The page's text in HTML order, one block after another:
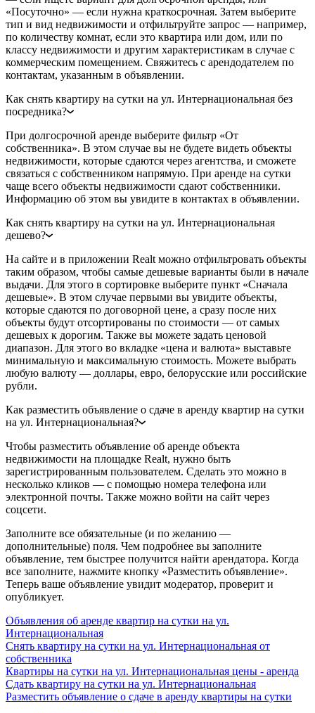
«Посуточно» — если нужна краткосрочная. Затем выберите
тип и вид недвижимости и отфильтруйте запрос — например,
по количеству комнат, если это квартира или дом, или по
классу недвижимости и другим характеристикам в случае с
коммерческим помещением. Свяжитесь с арендодателем по
контактам, указанным в объявлении.
Как снять квартиру на сутки на ул. Интернациональная без
посредника?
При долгосрочной аренде выберите фильтр «От
собственника». В этом случае вы не будете видеть объекты
недвижимости, которые сдаются через агентства, и сможете
связаться с собственником напрямую. При аренде на сутки
чаще всего объекты недвижимости сдают собственники.
Информацию об этом вы увидите в контактах в объявлении.
Как снять квартиру на сутки на ул. Интернациональная
дешево?
На сайте и в приложении Realt можно отфильтровать объекты
таким образом, чтобы самые дешевые варианты были в начале
выдачи. Для этого в сортировке выберите пункт «Сначала
дешевые». В этом случае первыми вы увидите объекты,
которые сдаются по договорной цене, а сразу после них
объекты будут отсортированы по стоимости — от самых
дешевых к дорогим. Также вы можете задать ценовой
диапазон. Для этого во вкладке «цена и валюта» выставьте
минимальную и максимальную стоимость. Можете выбрать
любую валюту — доллары, евро, белорусские или российские
рубли.
Как разместить объявление о сдаче в аренду квартир на сутки
на ул. Интернациональная?
Чтобы разместить объявление об аренде объекта
недвижимости на площадке Realt, нужно быть
зарегистрированным пользователем. Сделать это можно в
несколько кликов — с помощью номера телефона или
электронной почты. Также можно войти на сайт через
соцсети.
Заполните все обязательные (и по желанию —
дополнительные) поля. Чем подробнее вы заполните
объявление, тем быстрее получится найти арендатора. Когда
все заполните, нажмите кнопку «Разместить объявление».
Теперь ваше объявление увидит модератор, проверит и
опубликует.
Объявления об аренде квартир на сутки на ул.
Интернациональная
Снять квартиру на сутки на ул. Интернациональная от
собственника
Квартиры на сутки на ул. Интернациональная цены - аренда
Сдать квартиру на сутки на ул. Интернациональная
Разместить объявление о сдаче в аренду квартиры на сутки